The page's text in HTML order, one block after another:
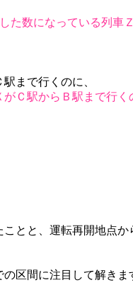
た数になっている列車
まで行くのに、
Ｃ駅からＢ駅まで行く
とと、運転再開地点か
の区間に注目して解き